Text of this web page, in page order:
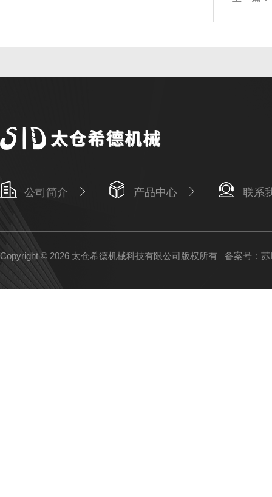
公司简介 产品中心 联系
Copyright © 2026 太仓希德机械科技有限公司版权所有 备案号：